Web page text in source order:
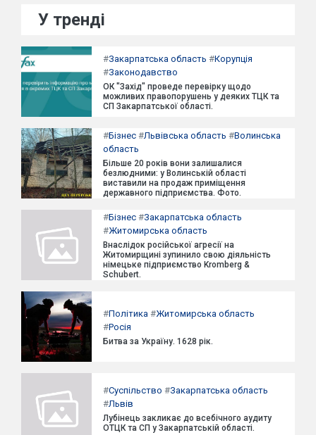
У тренді
#Закарпатська область #Корупція
#Законодавство
ОК "Захід" проведе перевірку щодо
можливих правопорушень у деяких ТЦК та
СП Закарпатської області.
#Бізнес #Львівська область #Волинська
область
Більше 20 років вони залишалися
безлюдними: у Волинській області
виставили на продаж приміщення
державного підприємства. Фото.
#Бізнес #Закарпатська область
#Житомирська область
Внаслідок російської агресії на
Житомирщині зупинило свою діяльність
німецьке підприємство Kromberg &
Schubert.
#Політика #Житомирська область
#Росія
Битва за Україну. 1628 рік.
#Суспільство #Закарпатська область
#Львів
Лубінець закликає до всебічного аудиту
ОТЦК та СП у Закарпатській області.